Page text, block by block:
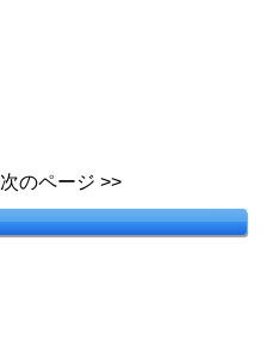
次のページ >>